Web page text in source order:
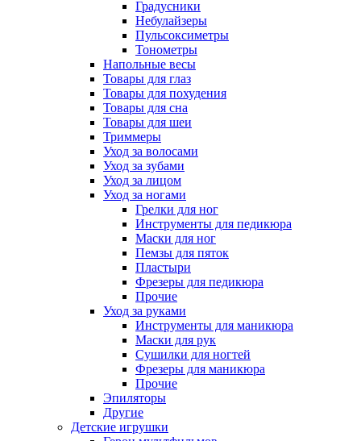
Градусники
Небулайзеры
Пульсоксиметры
Тонометры
Напольные весы
Товары для глаз
Товары для похудения
Товары для сна
Товары для шеи
Триммеры
Уход за волосами
Уход за зубами
Уход за лицом
Уход за ногами
Грелки для ног
Инструменты для педикюра
Маски для ног
Пемзы для пяток
Пластыри
Фрезеры для педикюра
Прочие
Уход за руками
Инструменты для маникюра
Маски для рук
Сушилки для ногтей
Фрезеры для маникюра
Прочие
Эпиляторы
Другие
Детские игрушки